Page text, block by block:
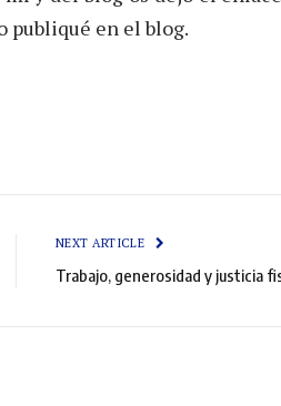
publiqué en el blog.
NEXT ARTICLE
Trabajo, generosidad y justicia